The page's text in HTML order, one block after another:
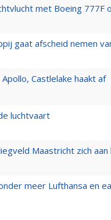
met Boeing 777F
gaat afscheid nemen
Castlelake haakt af
luchtvaart
Maastricht zich aan
meer Lufthansa en